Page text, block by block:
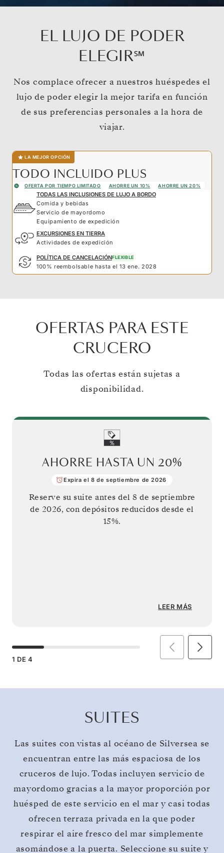
EL LUJO DE PODER
ELEGIR℠
Nos complace ofrecer a nuestros huéspedes el
lujo de poder elegir la mejor tarifa en función
de sus preferencias personales a la hora de
viajar.
LA MEJOR OPCIÓN
TODO INCLUIDO PLUS
OFERTA POR TIEMPO LIMITADO AHORRE UN 10% AHORRE UN 20%
TODAS LAS INCLUSIONES DE LUJO A BORDO
Comida y bebidas
Servicio de mayordomo
Equipamiento de expedición
EXCURSIONES EN TIERRA
Actividades de expedición
POLÍTICA DE CANCELACIÓNFLEXIBLE
100% reembolsable hasta el 13 ene. 2028
OFERTAS PARA ESTE
CRUCERO
Todas las ofertas están sujetas a
disponibilidad.
AHORRE HASTA UN 20%
Expira el 8 de septiembre de 2026
Reserve su suite antes del 8 de septiembre
de 2026, con depósitos reducidos desde el
15%.
LEER MÁS
1 DE 4
SUITES
Las suites con vistas al océano de Silversea se
encuentran entre las más espaciosa de los
cruceros de lujo. Todas incluyen servicio de
mayordomo gracias a la mayor proporción por
huésped de este servicio en el mar y casi todas
ofrecen terraza privada en la que poder
respirar el aire fresco del mar simplemente
asomándose a la puerta. Seleccione su suite y